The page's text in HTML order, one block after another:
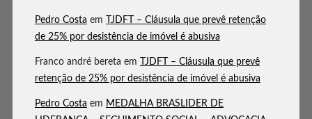
Pedro Costa em
TJDFT – Cláusula que prevê retenção
de 25% por desistência de imóvel é abusiva
Franco andré bereta em
TJDFT – Cláusula que prevê
retenção de 25% por desistência de imóvel é abusiva
Pedro Costa em MEDALHA BRASLIDER DE